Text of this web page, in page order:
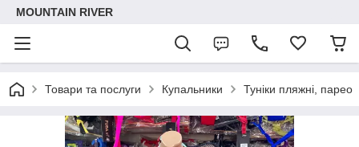
MOUNTAIN RIVER
Товари та послуги Купальники Туніки пляжні, парео